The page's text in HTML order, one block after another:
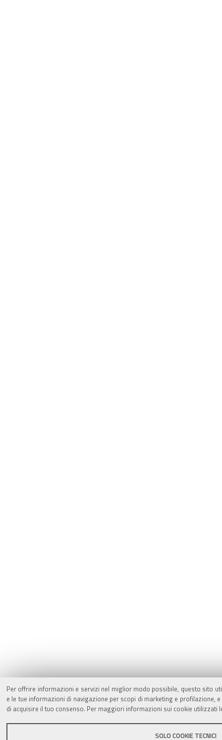
Per offrire informazioni e servizi nel miglior modo possibile, questo sito
e le tue informazioni di navigazione per scopi di marketing e
di acquisire il tuo consenso. Per maggiori informazioni sui cookie utilizzati
SOLO COOKIE TECNICI